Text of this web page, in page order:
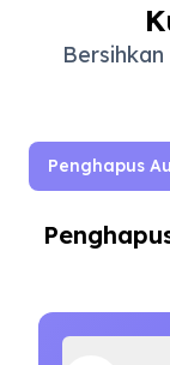
Penghapus